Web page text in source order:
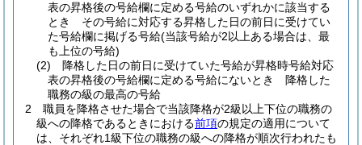
表の昇格後の号給欄に定める号給のいずれかに該当する
とき その号給に対応する昇格した日の前日に受けてい
た号給欄に掲げる号給(当該号給が2以上ある場合は、最
も上位の号給)
(2)
降格した日の前日に受けていた号給が昇格時号給対応
表の昇格後の号給欄に定める号給にないとき 降格した
職務の級の最高の号給
2
職員を降格させた場合で当該降格が2級以上下位の職務の
級への降格であるときにおける前項の規定の適用について
は、それぞれ1級下位の職務の級への降格が順次行われたも